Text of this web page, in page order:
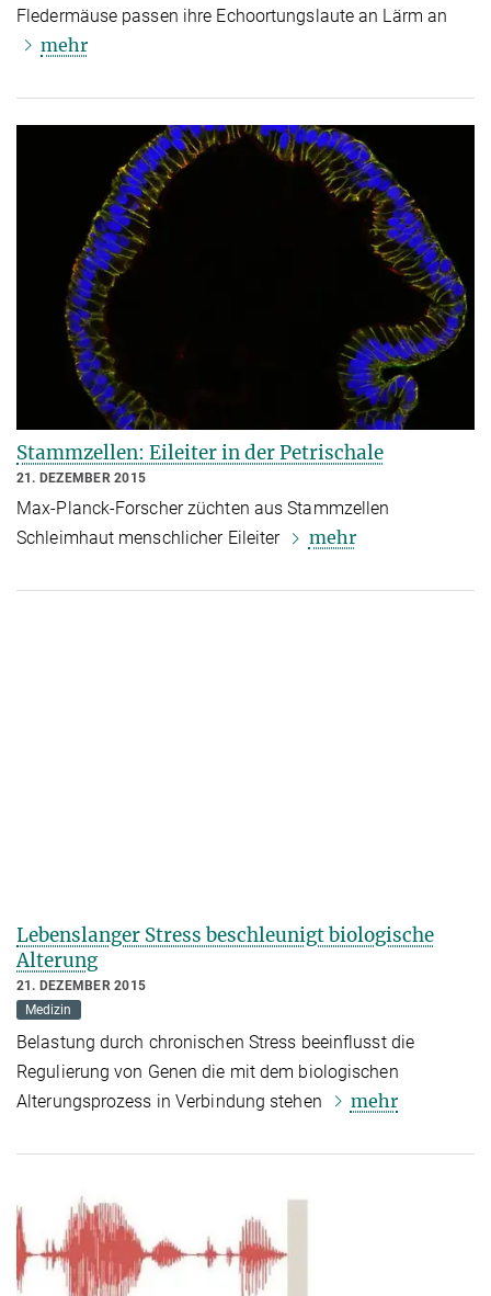
Fledermäuse passen ihre Echoortungslaute an Lärm an
mehr
Stammzellen: Eileiter in der Petrischale
21. DEZEMBER 2015
Max-Planck-Forscher züchten aus Stammzellen
Schleimhaut menschlicher Eileiter
mehr
Lebenslanger Stress beschleunigt biologische
Alterung
21. DEZEMBER 2015
Medizin
Belastung durch chronischen Stress beeinflusst die
Regulierung von Genen die mit dem biologischen
Alterungsprozess in Verbindung stehen
mehr